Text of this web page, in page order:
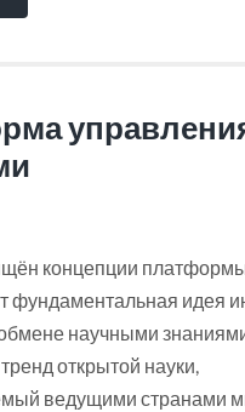
концепции
фундаментальная идея
научными
открытой науки,
ведущими странами